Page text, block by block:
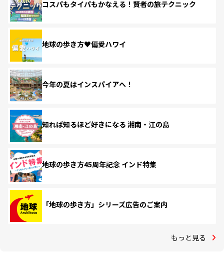
コスパもタイパもかなえる！賢者の旅テクニック
地球の歩き方♥偏愛ハワイ
今年の夏はインスパイアへ！
知れば知るほど好きになる 湘南・江の島
地球の歩き方45周年記念 インド特集
「地球の歩き方」シリーズ広告のご案内
もっと見る